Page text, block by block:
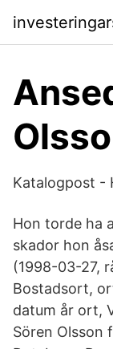
Katalogpost -
Hon torde ha
skador hon
(1998-03-27,
Bostadsort,
datum år ort,
Sören Olsson